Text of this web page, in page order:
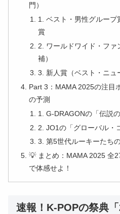
門）
1. ベスト・男性グルー
賞
2. ワールドワイド・ファ
補）
3. 新人賞（ベスト・ニュ
Part 3：MAMA 2025の注目
の予測
1. G-DRAGONの「伝説の
2. JO1の「グローバル・
3. 第5世代ルーキーたち
💡 まとめ：MAMA 2025 全
で体感せよ！
速報！K-POPの祭典